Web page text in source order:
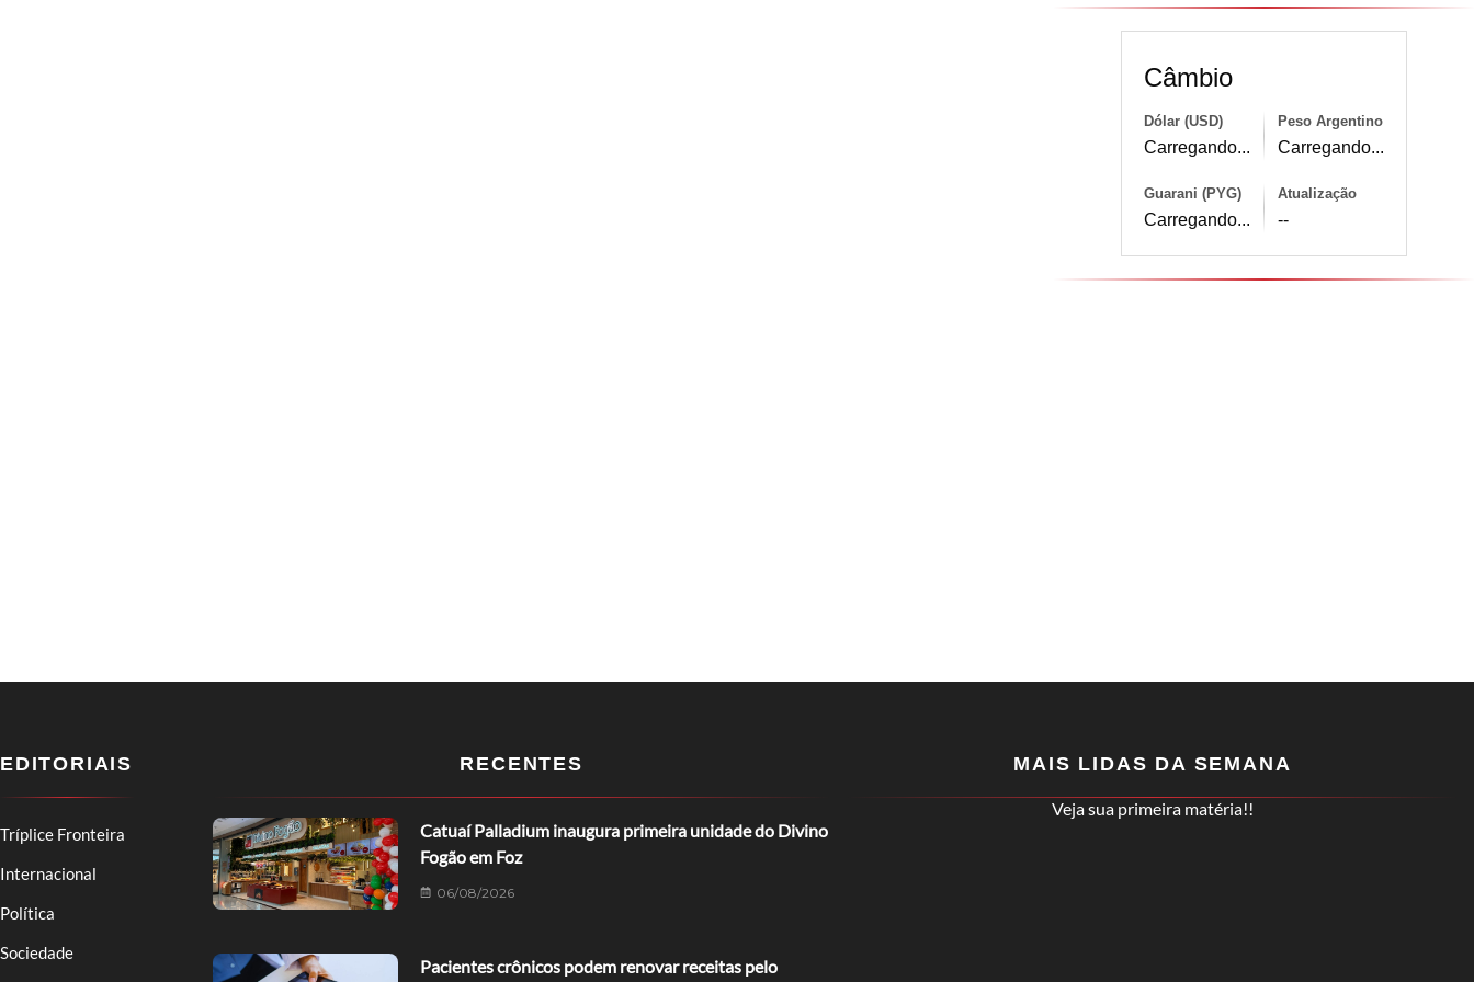
Câmbio
Dólar (USD)
Carregando...
Peso Argentino
Carregando...
Guarani (PYG)
Carregando...
Atualização
--
EDITORIAIS
Tríplice Fronteira
Internacional
Política
Sociedade
RECENTES
Catuaí Palladium inaugura primeira unidade do Divino
Fogão em Foz
06/08/2026
Pacientes crônicos podem renovar receitas pelo
MAIS LIDAS DA SEMANA
Veja sua primeira matéria!!